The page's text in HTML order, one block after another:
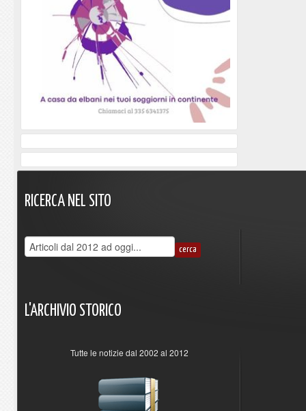
RICERCA NEL SITO
L'ARCHIVIO STORICO
Tutte le notizie dal 2002 al 2012